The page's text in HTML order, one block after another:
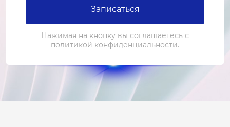
Записаться
Нажимая на кнопку вы соглашаетесь с
политикой конфиденциальности.